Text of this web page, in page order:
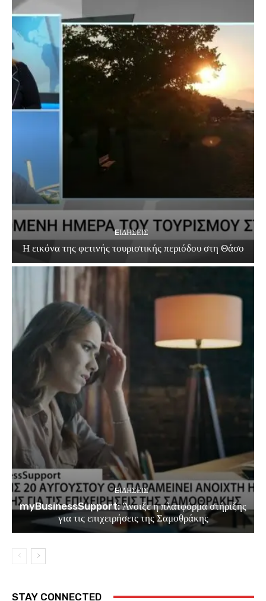
EΙΔΗΣΕΙΣ
Η εικόνα της φετινής τουριστικής περιόδου στη Θάσο
EΙΔΗΣΕΙΣ
myBusinessSupport: Άνοιξε η πλατφόρμα στήριξης
για τις επιχειρήσεις της Σαμοθράκης
STAY CONNECTED